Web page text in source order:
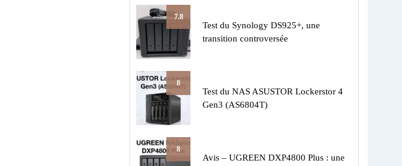
7.8
Test du Synology DS925+, une
transition controversée
8
Test du NAS ASUSTOR Lockerstor 4
Gen3 (AS6804T)
8
Avis – UGREEN DXP4800 Plus : une